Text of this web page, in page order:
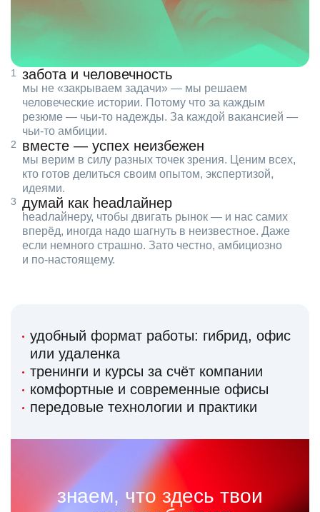
забота и человечность
мы не «закрываем задачи» — мы решаем
человеческие истории. Потому что за каждым
резюме — чьи‑то надежды. За каждой вакансией —
чьи‑то амбиции.
вместе — успех неизбежен
мы верим в силу разных точек зрения. Ценим всех,
кто готов делиться своим опытом, экспертизой,
идеями.
думай как headлайнер
headлайнеру, чтобы двигать рынок — и нас самих
вперёд, иногда надо шагнуть в неизвестное. Даже
если немного страшно. Зато честно, амбициозно
и по‑настоящему.
удобный формат работы: гибрид, офис
или удаленка
тренинги и курсы за счёт компании
комфортные и современные офисы
передовые технологии и практики
знаем, что здесь твои